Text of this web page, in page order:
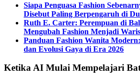
Siapa Penguasa Fashion
Disebut Paling Berpengaruh di
Ruth E. Carter: Perempuan di
Mengubah Fashion Menjadi
Panduan Fashion Wanita
dan Evolusi Gaya di Era 2026
Ketika AI Mulai Mempelajari